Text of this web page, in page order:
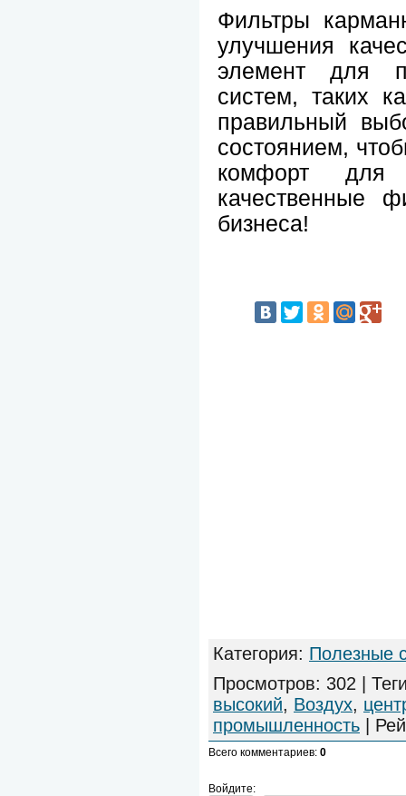
Фильтры
улучшения
элемент для
систем, таких
правильный
состоянием,
комфорт для
качественные
бизнеса!
Категория: Полезные
Просмотров: 302 |
высокий, Воздух,
промышленность |
Всего комментариев: 0
Войдите: